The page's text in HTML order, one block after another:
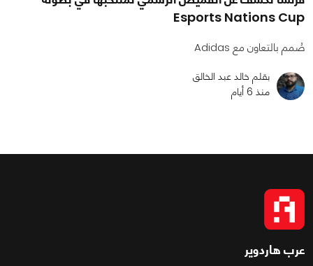
Esports Nations Cup
صُمم بالتعاون مع Adidas
بقلم خالد عبد الخالق
منذ 6 أيام
عرب هاردوير